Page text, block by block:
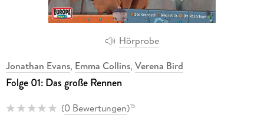
Hörprobe
Jonathan Evans, Emma Collins, Verena Bird
Folge 01: Das große Rennen
(0 Bewertungen)15